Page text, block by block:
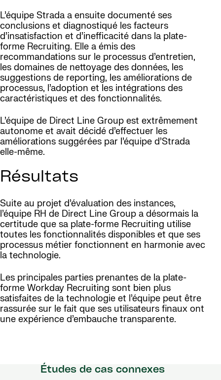
L’équipe Strada a ensuite documenté ses
conclusions et diagnostiqué les facteurs
d’insatisfaction et d’inefficacité dans la plate-
forme Recruiting. Elle a émis des
recommandations sur le processus d’entretien,
les domaines de nettoyage des données, les
suggestions de reporting, les améliorations de
processus, l’adoption et les intégrations des
caractéristiques et des fonctionnalités.
L’équipe de Direct Line Group est extrêmement
autonome et avait décidé d’effectuer les
améliorations suggérées par l’équipe d’Strada
elle-même.
Résultats
Suite au projet d’évaluation des instances,
l’équipe RH de Direct Line Group a désormais la
certitude que sa plate-forme Recruiting utilise
toutes les fonctionnalités disponibles et que ses
processus métier fonctionnent en harmonie avec
la technologie.
Les principales parties prenantes de la plate-
forme Workday Recruiting sont bien plus
satisfaites de la technologie et l’équipe peut être
rassurée sur le fait que ses utilisateurs finaux ont
une expérience d’embauche transparente.
Études de cas connexes